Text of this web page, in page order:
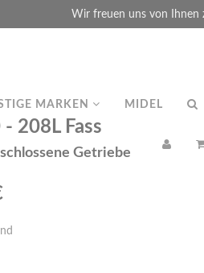
Wir freuen uns von Ihnen
MARKEN MIDEL
- 208L Fass
Getriebe